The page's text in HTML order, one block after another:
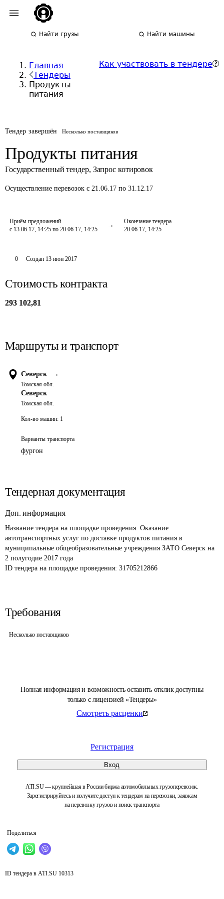
Найти грузы Найти машины
Главная
Тендеры
Продукты
питания
Как участвовать в тендере
Тендер завершён Несколько поставщиков
Продукты питания
Государственный тендер, Запрос котировок
Осуществление перевозок с 21.06.17 по 31.12.17
Приём предложений
с 13.06.17, 14:25 по 20.06.17, 14:25
Окончание тендера
20.06.17, 14:25
Полная информация и возможность оставить отклик доступны
только с лицензией «Тендеры»
Смотреть расценки
Регистрация
Вход
ATI.SU — крупнейшая в России биржа автомобильных грузоперевозок.
Зарегистрируйтесь и получите доступ к тендерам на перевозки, заявкам
на перевозку грузов и поиск транспорта
Поделиться
0 Создан 13 июн 2017
Стоимость контракта
293 102,81
Маршруты и транспорт
Северск →
Томская обл.
Северск
Томская обл.
Кол-во машин: 1
Варианты транспорта
фургон
Тендерная документация
Доп. информация
Название тендера на площадке проведения: Оказание
автотранспортных услуг по доставке продуктов питания в
муниципальные общеобразовательные учреждения ЗАТО Северск на
2 полугодие 2017 года
ID тендера на площадке проведения: 31705212866
Требования
Несколько поставщиков
ID тендера в ATI.SU 10313